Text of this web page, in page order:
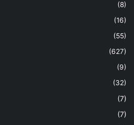
(8)
(16)
(55)
(627)
(9)
(32)
(7)
(7)